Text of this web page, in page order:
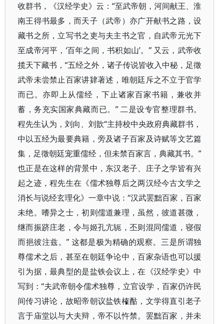
收群书，《汉经学史》云：“至武帝朝，河间献王、淮
南王得书最多，而天子（武帝）亦广开献书之路，设
藏书之所，立写书之吏与夫主书之官，自武帝元光下
至成帝河平，‘百年之间，书积如山’。” 又云，武帝收
揽天下藏书，“五经之外，诸子传说皆收入中秘，足徵
武帝未尝禁止百家讲肄著述，唯朝廷斥之不立于官学
而已。亦即上从儒经，下止诸家百家书籍，兼收并
蓄，务充实国家典藏而已。” 二是设专官整理群书。
程先生认为，刘向、刘歆“主持校中央政府典藏群书，
中以五经为最要典籍，旁及诸子百家及诗赋等文艺篇
集，足徵朝廷宠重儒经，但未禁百家言，典藏其书。”
也正是在这样的背景中，东汉老子、庄子之学皆有兴
起之迹，程先生在《儒术独尊后之两汉经今古文学之
消长与说经玄理化》一章中说：“汉武罢黜百家，百家
未绝。嗜异之士，初则儒道兼理，虽然，彼道甚微，
继而振跻庄老，令与姬孔亢轭，丕则混同儒道，寝假
而挹彼注兹。” 这都是极为精确的观察。三是所谓独
尊儒术之后，甚至在朝廷争论中，百家杂语也可以援
引为据，最典型的是盐铁会议上，在《汉经学史》中
写到：“夫武帝朝令儒术独尊，立官设学，百家仍许民
间传习讲论，故昭帝朝议盐铁榷酤，文学得直引老子
言于庙堂以与大夫辩，帝不以忤禁。罢黜百家，并未